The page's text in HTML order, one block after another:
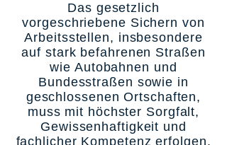
Das gesetzlich
vorgeschriebene Sichern von
Arbeitsstellen, insbesondere
auf stark befahrenen Straßen
wie Autobahnen und
Bundesstraßen sowie in
geschlossenen Ortschaften,
muss mit höchster Sorgfalt,
Gewissenhaftigkeit und
fachlicher Kompetenz erfolgen.